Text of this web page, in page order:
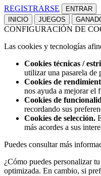
REGISTRARSE
INICIO JUEGOS
CONFIGURACIÓN DE
Las cookies y tecnologías
Cookies técnicas /
utilizar una pasarela de
Cookies de
nos ayuda a mejorar el
Cookies de
recordando sus
Cookies de selección.
más acordes a sus
Puedes consultar más
¿Cómo puedes personalizar
optimizada. En cambio, si